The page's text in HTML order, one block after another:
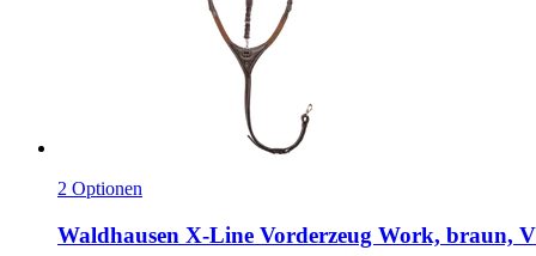
2 Optionen
Waldhausen X-​Line Vorderzeug Work, braun,